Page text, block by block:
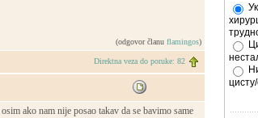
(odgovor članu flamingos)
Direktna veza do poruke: 82
ako nam nije posao takav da se bavimo same